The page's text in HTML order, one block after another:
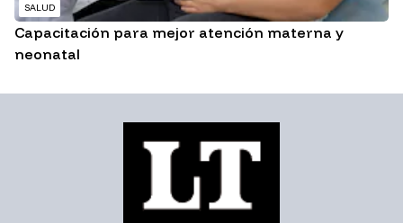
SALUD
Capacitación para mejor atención materna y
neonatal